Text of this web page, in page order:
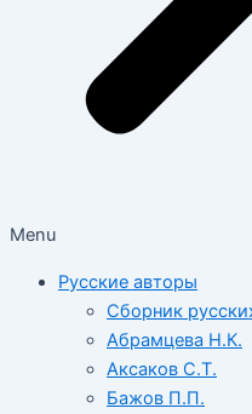
Menu
Русские авторы
Сборник
Абрамцева Н.К.
Аксаков С.Т.
Бажов П.П.